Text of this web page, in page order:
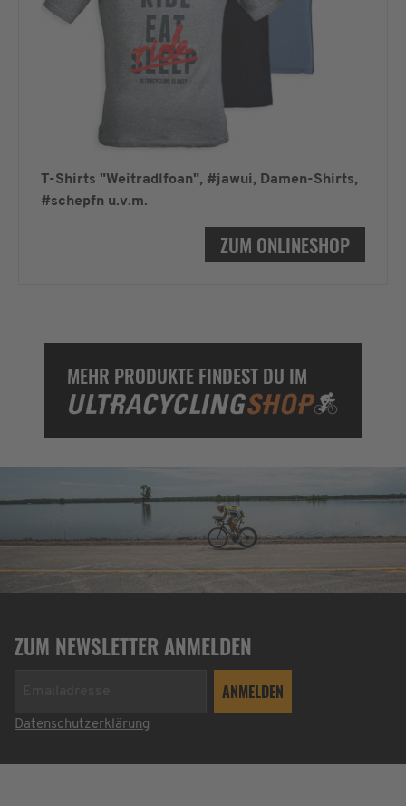
T-Shirts "Weitradlfoan", #jawui, Damen-Shirts,
#schepfn u.v.m.
ZUM ONLINESHOP
MEHR PRODUKTE FINDEST DU IM
ZUM NEWSLETTER ANMELDEN
Datenschutzerklärung